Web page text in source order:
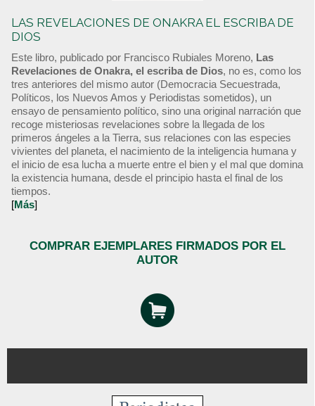
LAS REVELACIONES DE ONAKRA EL ESCRIBA DE
DIOS
Este libro, publicado por Francisco Rubiales Moreno, Las
Revelaciones de Onakra, el escriba de Dios, no es, como los
tres anteriores del mismo autor (Democracia Secuestrada,
Políticos, los Nuevos Amos y Periodistas sometidos), un
ensayo de pensamiento político, sino una original narración que
recoge misteriosas revelaciones sobre la llegada de los
primeros ángeles a la Tierra, sus relaciones con las especies
vivientes del planeta, el nacimiento de la inteligencia humana y
el inicio de esa lucha a muerte entre el bien y el mal que domina
la existencia humana, desde el principio hasta el final de los
tiempos.
[Más]
COMPRAR EJEMPLARES FIRMADOS POR EL
AUTOR